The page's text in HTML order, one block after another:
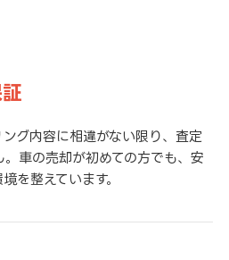
グ内容に相違がない限り、査定
車の売却が初めての方でも、安
を整えています。